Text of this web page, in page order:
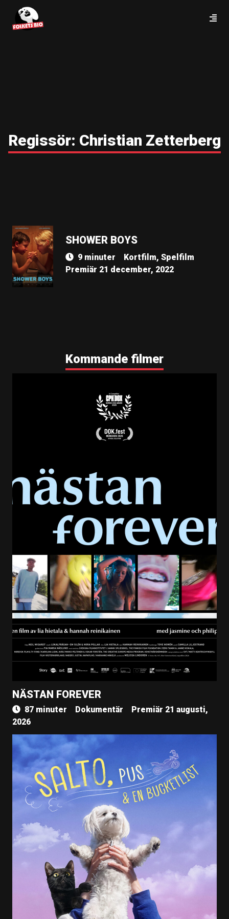
Regissör: Christian Zetterberg
SHOWER BOYS
9 minuter
Kortfilm, Spelfilm
Premiär 21 december, 2022
Kommande filmer
NÄSTAN FOREVER
87 minuter Dokumentär
Premiär 21 augusti,
2026